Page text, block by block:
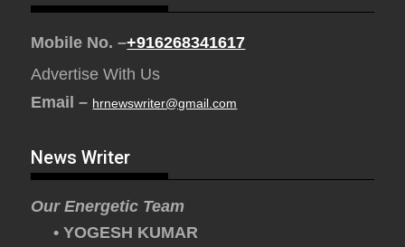
Mobile No. –+916268341617
Advertise With Us
Email – hrnewswriter@gmail.com
News Writer
Our Energetic Team
• YOGESH KUMAR